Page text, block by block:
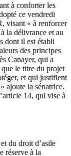
à conforter les
ce vendredi
visant « à renforcer
la délivrance et au
dont il est établi
des principes
Canayer, qui a
que le titre du projet
et qui justifient
ajoute la sénatrice.
14, qui vise à
du droit d’asile
réserve à la